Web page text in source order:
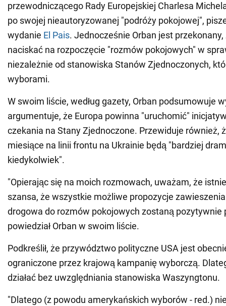
przewodniczącego Rady Europejskiej Charlesa
po swojej nieautoryzowanej "podróży pokojowej",
wydanie El Pais. Jednocześnie Orban jest
naciskać na rozpoczęcie "rozmów pokojowych" w
niezależnie od stanowiska Stanów Zjednoczonych,
wyborami.
W swoim liście, według gazety, Orban podsumowuje
argumentuje, że Europa powinna "uruchomić"
czekania na Stany Zjednoczone. Przewiduje również,
miesiące na linii frontu na Ukrainie będą "bardziej
kiedykolwiek".
"Opierając się na moich rozmowach, uważam, że
szansa, że wszystkie możliwe propozycje
drogowa do rozmów pokojowych zostaną pozytywnie
powiedział Orban w swoim liście.
Podkreślił, że przywództwo polityczne USA jest
ograniczone przez krajową kampanię wyborczą.
działać bez uwzględniania stanowiska Waszyngtonu.
"Dlatego (z powodu amerykańskich wyborów - red.)